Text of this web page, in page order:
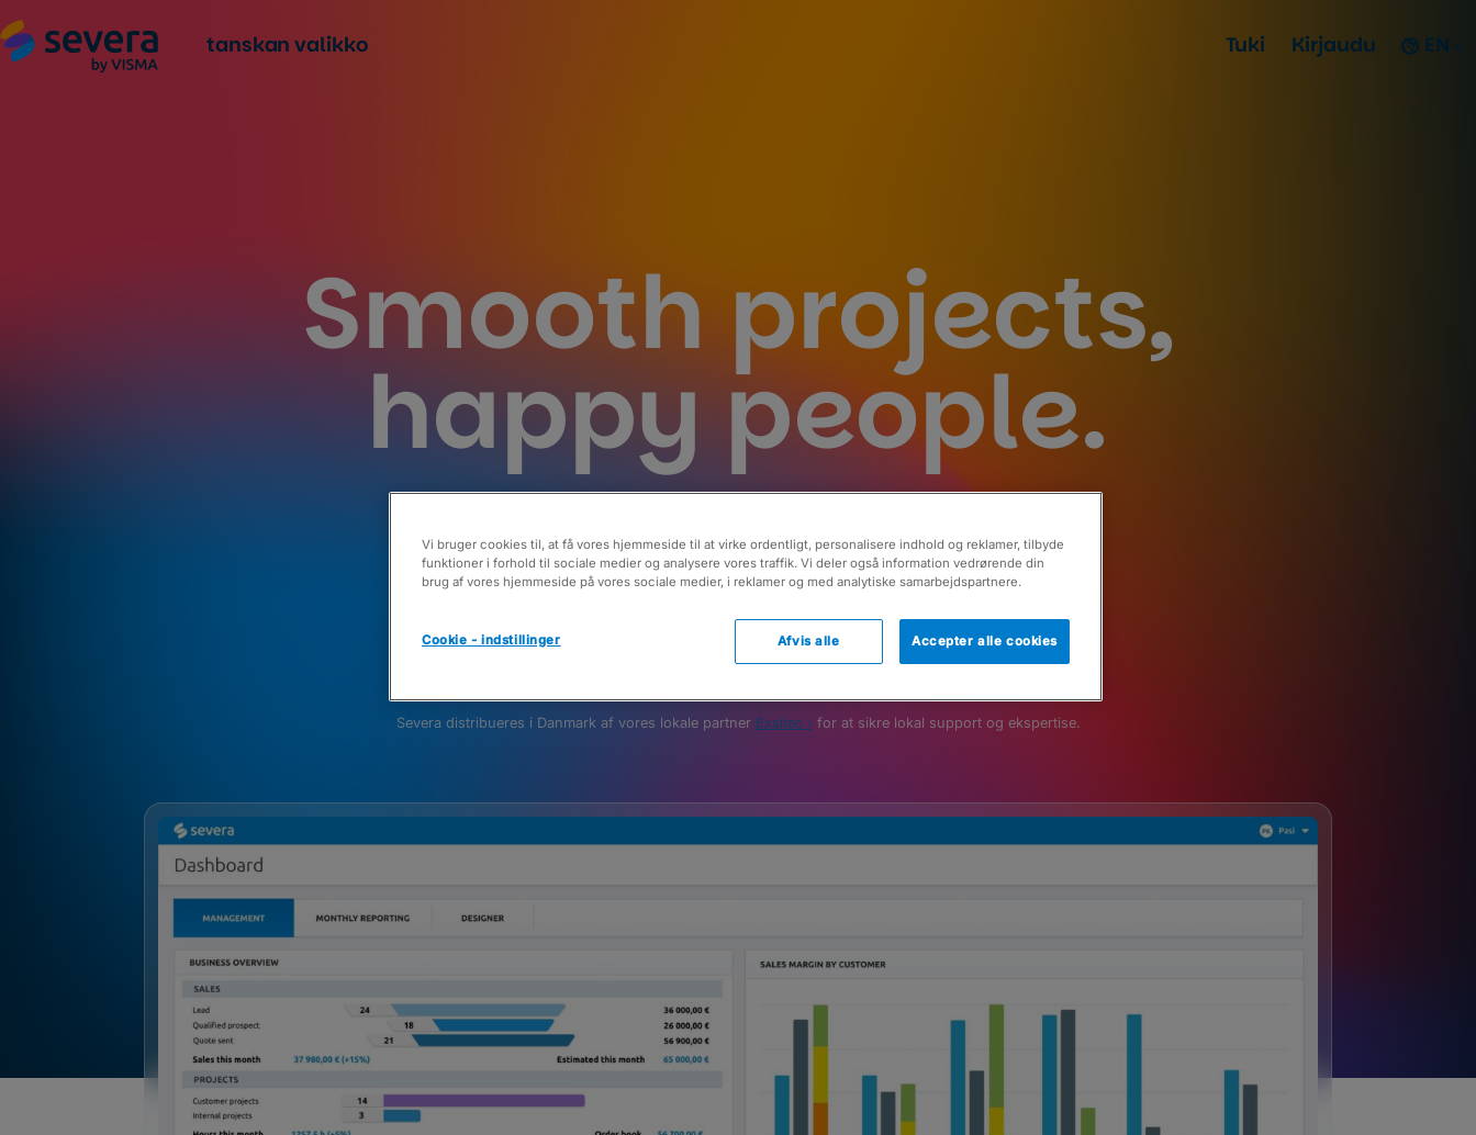
tanskan valikko Tuki Kirjaudu EN
Smooth projects,
happy people.
Saml hele din forretning i én løsning
Prøv gratis
Severa distribueres i Danmark af vores lokale partner Exsitec› for at sikre lokal support og ekspertise.
Vi bruger cookies til, at få vores hjemmeside til at virke ordentligt, personalisere indhold og reklamer, tilbyde
funktioner i forhold til sociale medier og analysere vores traffik. Vi deler også information vedrørende din
brug af vores hjemmeside på vores sociale medier, i reklamer og med analytiske samarbejdspartnere.
Cookie - indstillinger Afvis alle Accepter alle cookies